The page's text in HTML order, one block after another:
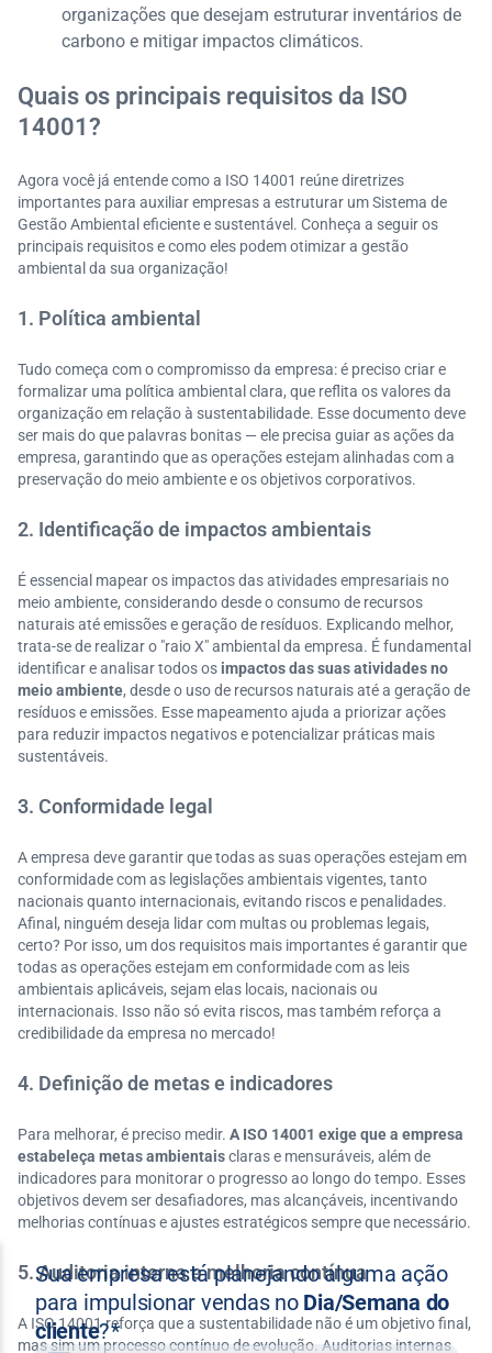
organizações que desejam estruturar inventários de
carbono e mitigar impactos climáticos.
Quais os principais requisitos da ISO
14001?
Agora você já entende como a ISO 14001 reúne diretrizes
importantes para auxiliar empresas a estruturar um Sistema de
Gestão Ambiental eficiente e sustentável. Conheça a seguir os
principais requisitos e como eles podem otimizar a gestão
ambiental da sua organização!
1. Política ambiental
Tudo começa com o compromisso da empresa: é preciso criar e
formalizar uma política ambiental clara, que reflita os valores da
organização em relação à sustentabilidade. Esse documento deve
ser mais do que palavras bonitas — ele precisa guiar as ações da
empresa, garantindo que as operações estejam alinhadas com a
preservação do meio ambiente e os objetivos corporativos.
2. Identificação de impactos ambientais
É essencial mapear os impactos das atividades empresariais no
meio ambiente, considerando desde o consumo de recursos
naturais até emissões e geração de resíduos. Explicando melhor,
trata-se de realizar o "raio X" ambiental da empresa. É fundamental
identificar e analisar todos os impactos das suas atividades no
meio ambiente, desde o uso de recursos naturais até a geração de
resíduos e emissões. Esse mapeamento ajuda a priorizar ações
para reduzir impactos negativos e potencializar práticas mais
sustentáveis.
3. Conformidade legal
A empresa deve garantir que todas as suas operações estejam em
conformidade com as legislações ambientais vigentes, tanto
nacionais quanto internacionais, evitando riscos e penalidades.
Afinal, ninguém deseja lidar com multas ou problemas legais,
certo? Por isso, um dos requisitos mais importantes é garantir que
todas as operações estejam em conformidade com as leis
ambientais aplicáveis, sejam elas locais, nacionais ou
internacionais. Isso não só evita riscos, mas também reforça a
credibilidade da empresa no mercado!
4. Definição de metas e indicadores
Para melhorar, é preciso medir. A ISO 14001 exige que a empresa
estabeleça metas ambientaisclaras e mensuráveis, além de
indicadores para monitorar o progresso ao longo do tempo. Esses
objetivos devem ser desafiadores, mas alcançáveis, incentivando
melhorias contínuas e ajustes estratégicos sempre que necessário.
5. Auditoria interna e melhoria contínua
A ISO 14001 reforça que a sustentabilidade não é um objetivo final,
mas sim um processo contínuo de evolução. Auditorias internas